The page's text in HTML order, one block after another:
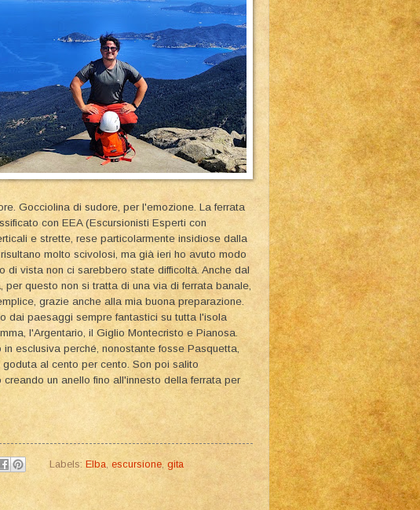
Gocciolina di sudore, per l'emozione. La ferrata
con EEA (Escursionisti Esperti con
e strette, rese particolarmente insidiose dalla
molto scivolosi, ma già ieri ho avuto modo
di vista non ci sarebbero state difficoltà. Anche dal
questo non si tratta di una via di ferrata banale,
grazie anche alla mia buona preparazione.
dai paesaggi sempre fantastici su tutta l'isola
l'Argentario, il Giglio Montecristo e Pianosa.
esclusiva perché, nonostante fosse Pasquetta,
al cento per cento. Son poi salito
un anello fino all'innesto della ferrata per
Labels: Elba escursione, gita